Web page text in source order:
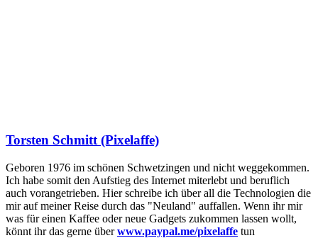
Torsten Schmitt (Pixelaffe)
Geboren 1976 im schönen Schwetzingen und nicht weggekommen.
Ich habe somit den Aufstieg des Internet miterlebt und beruflich
auch vorangetrieben. Hier schreibe ich über all die Technologien die
mir auf meiner Reise durch das "Neuland" auffallen. Wenn ihr mir
was für einen Kaffee oder neue Gadgets zukommen lassen wollt,
könnt ihr das gerne überwww.paypal.me/pixelaffe tun